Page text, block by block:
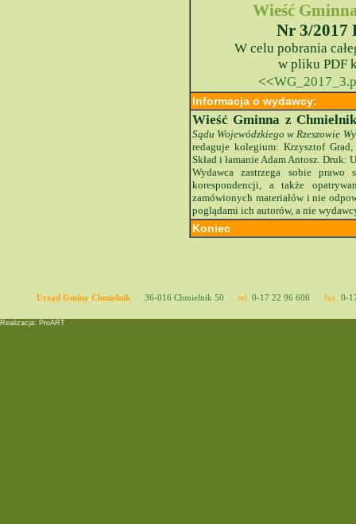
Wieść
Nr 3/2017
W celu pobrania
w pliku PDF
<<
Informacja o wydawcy:
Wieść Gminna z
Sądu Wojewódzkiego w Rzeszowie
redaguje kolegium: Krzysztof
Skład i łamanie Adam Antosz.
Wydawca zastrzega sobie
korespondencji, a także
zamówionych materiałów i nie
poglądami ich autorów, a nie
Koniec
Urząd Gminy Chmielnik 36-016 Chmielnik 50 tel. 0-17 22 96 606 fax. 0-
Realizacja: ProART